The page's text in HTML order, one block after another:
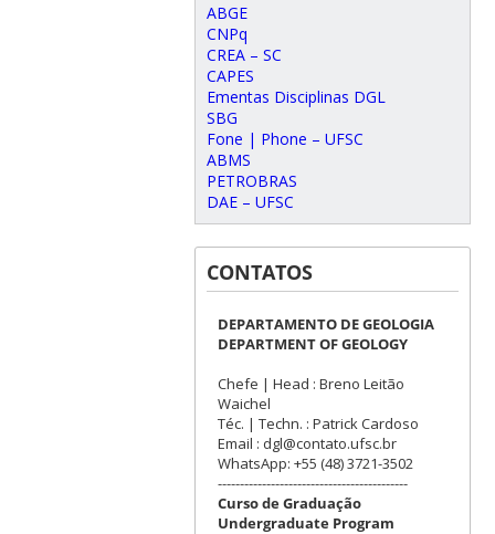
ABGE
CNPq
CREA – SC
CAPES
Ementas Disciplinas DGL
SBG
Fone | Phone – UFSC
ABMS
PETROBRAS
DAE – UFSC
CONTATOS
DEPARTAMENTO DE GEOLOGIA
DEPARTMENT OF GEOLOGY
Chefe | Head : Breno Leitão
Waichel
Téc. | Techn. : Patrick Cardoso
Email : dgl@contato.ufsc.br
WhatsApp: +55 (48) 3721-3502
-------------------------------------------
Curso de Graduação
Undergraduate Program